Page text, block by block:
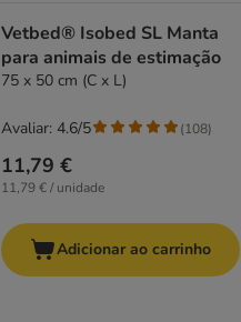
Vetbed® Isobed SL Manta
para animais de estimação
75 x 50 cm (C x L)
11,79 €
11,79 € / unidade
Avaliar: 4.6/5 (108)
Adicionar ao carrinho